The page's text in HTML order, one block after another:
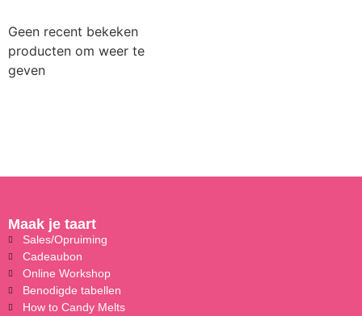
Geen recent bekeken
producten om weer te
geven
Maak je taart
Sales/Opruiming
Cadeaubon
Online Workshop
Benodigde tabellen
How to Candy Melts